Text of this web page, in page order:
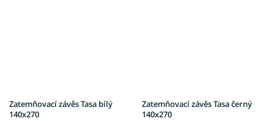
Zatemňovací závěs Tasa bílý
140x270
Zatemňovací závěs Tasa černý
140x270